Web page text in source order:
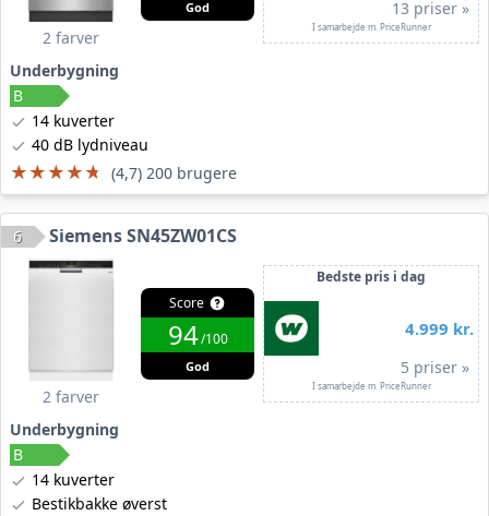
2 farver
God 13 priser »
I samarbejde m. PriceRunner
Underbygning
14 kuverter
40 dB lydniveau
★★★★★
★★★★★ (4,7) 200 brugere
6 Siemens SN45ZW01CS
2 farver
Score
94/100
God
Bedste pris i dag
4.999 kr.
5 priser »
I samarbejde m. PriceRunner
Underbygning
14 kuverter
Bestikbakke øverst